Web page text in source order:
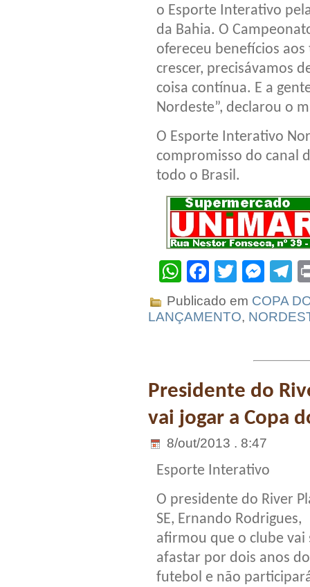
o Esporte Interativo
da Bahia. O
ofereceu benefícios
crescer, precisávamos
coisa contínua. E a
Nordeste”, declarou o
O Esporte Interativo
compromisso do canal
todo o Brasil.
WhatsApp
Facebook
Twitter
Publicado em COPA
LANÇAMENTO,
Presidente do
vai jogar a Copa
8/out/2013 . 8:47
Esporte Interativo
O presidente do River
SE, Ernando Rodrigues,
afirmou que o clube vai
afastar por dois anos do
futebol e não